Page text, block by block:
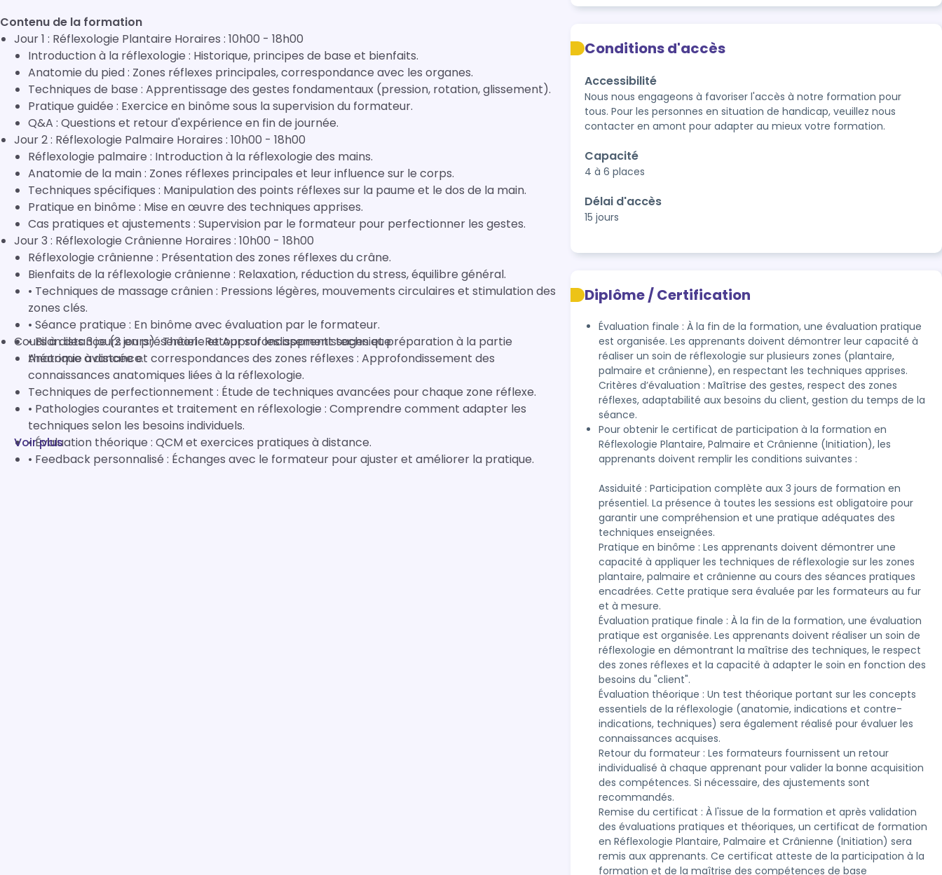
Contenu de la formation
Jour 1 : Réflexologie Plantaire Horaires : 10h00 - 18h00
Introduction à la réflexologie : Historique, principes de base et bienfaits.
Anatomie du pied : Zones réflexes principales, correspondance avec les organes.
Techniques de base : Apprentissage des gestes fondamentaux (pression, rotation, glissement).
Pratique guidée : Exercice en binôme sous la supervision du formateur.
Q&A : Questions et retour d'expérience en fin de journée.
Jour 2 : Réflexologie Palmaire Horaires : 10h00 - 18h00
Réflexologie palmaire : Introduction à la réflexologie des mains.
Anatomie de la main : Zones réflexes principales et leur influence sur le corps.
Techniques spécifiques : Manipulation des points réflexes sur la paume et le dos de la main.
Pratique en binôme : Mise en œuvre des techniques apprises.
Cas pratiques et ajustements : Supervision par le formateur pour perfectionner les gestes.
Jour 3 : Réflexologie Crânienne Horaires : 10h00 - 18h00
Réflexologie crânienne : Présentation des zones réflexes du crâne.
Bienfaits de la réflexologie crânienne : Relaxation, réduction du stress, équilibre général.
• Techniques de massage crânien : Pressions légères, mouvements circulaires et stimulation des
zones clés.
• Séance pratique : En binôme avec évaluation par le formateur.
• Bilan des 3 jours en présentiel : Retour sur les apprentissages et préparation à la partie
théorique à distance.
Cours à distance (2 jours) : Théorie et Approfondissement technique
Anatomie avancée et correspondances des zones réflexes : Approfondissement des
connaissances anatomiques liées à la réflexologie.
Techniques de perfectionnement : Étude de techniques avancées pour chaque zone réflexe.
• Pathologies courantes et traitement en réflexologie : Comprendre comment adapter les
techniques selon les besoins individuels.
• Évaluation théorique : QCM et exercices pratiques à distance.
• Feedback personnalisé : Échanges avec le formateur pour ajuster et améliorer la pratique.
Voir plus
Conditions d'accès
Accessibilité
Nous nous engageons à favoriser l'accès à notre formation pour
tous. Pour les personnes en situation de handicap, veuillez nous
contacter en amont pour adapter au mieux votre formation.
Capacité
4 à 6 places
Délai d'accès
15 jours
Diplôme / Certification
Évaluation finale : À la fin de la formation, une évaluation pratique
est organisée. Les apprenants doivent démontrer leur capacité à
réaliser un soin de réflexologie sur plusieurs zones (plantaire,
palmaire et crânienne), en respectant les techniques apprises.
Critères d’évaluation : Maîtrise des gestes, respect des zones
réflexes, adaptabilité aux besoins du client, gestion du temps de la
séance.
Pour obtenir le certificat de participation à la formation en
Réflexologie Plantaire, Palmaire et Crânienne (Initiation), les
apprenants doivent remplir les conditions suivantes :
Assiduité : Participation complète aux 3 jours de formation en
présentiel. La présence à toutes les sessions est obligatoire pour
garantir une compréhension et une pratique adéquates des
techniques enseignées.
Pratique en binôme : Les apprenants doivent démontrer une
capacité à appliquer les techniques de réflexologie sur les zones
plantaire, palmaire et crânienne au cours des séances pratiques
encadrées. Cette pratique sera évaluée par les formateurs au fur
et à mesure.
Évaluation pratique finale : À la fin de la formation, une évaluation
pratique est organisée. Les apprenants doivent réaliser un soin de
réflexologie en démontrant la maîtrise des techniques, le respect
des zones réflexes et la capacité à adapter le soin en fonction des
besoins du "client".
Évaluation théorique : Un test théorique portant sur les concepts
essentiels de la réflexologie (anatomie, indications et contre-
indications, techniques) sera également réalisé pour évaluer les
connaissances acquises.
Retour du formateur : Les formateurs fournissent un retour
individualisé à chaque apprenant pour valider la bonne acquisition
des compétences. Si nécessaire, des ajustements sont
recommandés.
Remise du certificat : À l'issue de la formation et après validation
des évaluations pratiques et théoriques, un certificat de formation
en Réflexologie Plantaire, Palmaire et Crânienne (Initiation) sera
remis aux apprenants. Ce certificat atteste de la participation à la
formation et de la maîtrise des compétences de base